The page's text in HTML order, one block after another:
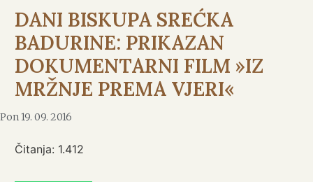
DANI BISKUPA SREĆKA
BADURINE: PRIKAZAN
DOKUMENTARNI FILM »IZ
MRŽNJE PREMA VJERI«
Pon 19. 09. 2016
Čitanja: 1.412